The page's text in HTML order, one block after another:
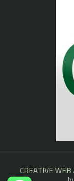
CREATIVE WEB